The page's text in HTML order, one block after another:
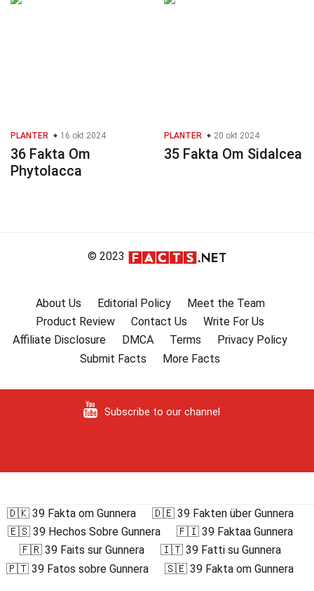
PLANTER 16 okt 2024
36 Fakta Om
Phytolacca
PLANTER 20 okt 2024
35 Fakta Om Sidalcea
© 2023
About Us Editorial Policy
Meet the Team
Product Review
Contact Us
Write For Us
Affiliate Disclosure
DMCA Terms
Privacy Policy
Submit Facts
More Facts
Subscribe to our channel
🇩🇰 39 Fakta om Gunnera
🇩🇪 39 Fakten über Gunnera
🇪🇸 39 Hechos Sobre Gunnera
🇫🇮 39 Faktaa Gunnera
🇫🇷 39 Faits sur Gunnera
🇮🇹 39 Fatti su Gunnera
🇵🇹 39 Fatos sobre Gunnera
🇸🇪 39 Fakta om Gunnera